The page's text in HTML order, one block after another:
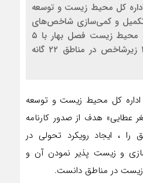
کل محیط زیست و توسعه
تکمیل و کمی‌سازی شاخص‌های
محیط زیستی در کارنامه محیط زیست فصل بهار با ۵
بخش، ۱۳ شاخص و ۲۷ زیرشاخص در مناطق ۲۲ گانه
اداره‌ کل محیط زیست و توسعه
عطایی» هدف از صدور کارنامه
، ایجاد رویکرد تحولی در
و زیست پذیر نمودن آن و
زیست در مناطق دانست.